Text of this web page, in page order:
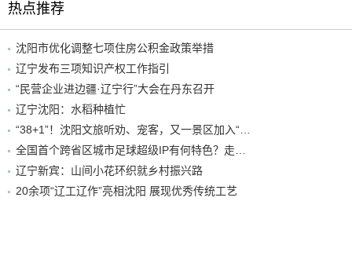
热点推荐
沈阳市优化调整七项住房公积金政策举措
辽宁发布三项知识产权工作指引
“民营企业进边疆·辽宁行”大会在丹东召开
辽宁沈阳：水稻种植忙
“38+1”！沈阳文旅听劝、宠客，又一景区加入“东北超”优惠名单！
全国首个跨省区城市足球超级IP有何特色？走进沈阳现场去看看
辽宁新宾：山间小花环织就乡村振兴路
20余项“辽工辽作”亮相沈阳 展现优秀传统工艺